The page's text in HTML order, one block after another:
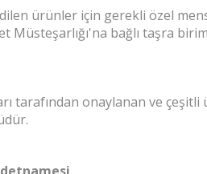
ürünler için gerekli özel
Müsteşarlığı'na bağlı taşra
tarafından onaylanan ve